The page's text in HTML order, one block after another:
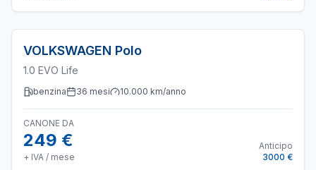
VOLKSWAGEN Polo
1.0 EVO Life
benzina 36 mesi 10.000 km/anno
CANONE DA
249 €
+ IVA / mese
Anticipo
3000 €